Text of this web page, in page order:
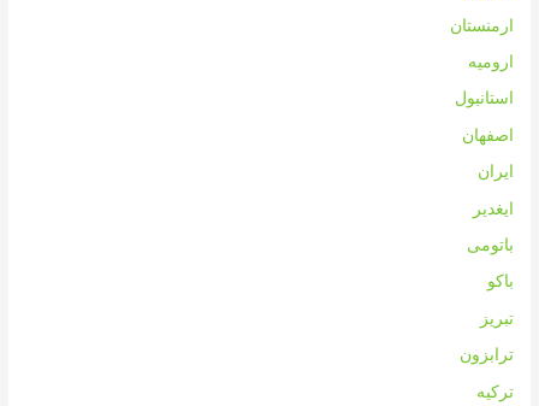
ارمنستان
ارومیه
استانبول
اصفهان
ایران
ایغدیر
باتومی
باکو
تبریز
ترابزون
ترکیه